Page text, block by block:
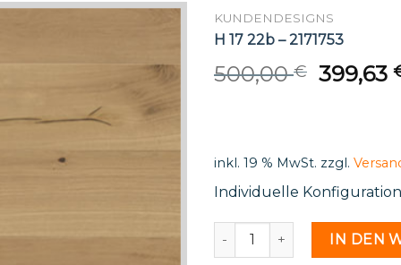
KUNDENDESIGNS
H 17 22b – 2171753
500,00€ 399,63
inkl. 19 % MwSt. zzgl.
Individuelle Konfiguration
H 17 22b - 2171753 Menge
IN DEN